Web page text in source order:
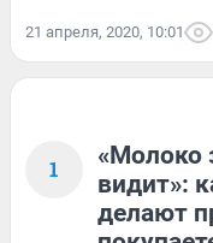
21 апреля, 2020, 10:01
1
«Молоко
видит»:
делают